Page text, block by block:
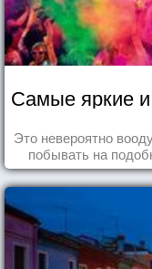
Самые яркие
Это невероятно
побывать на